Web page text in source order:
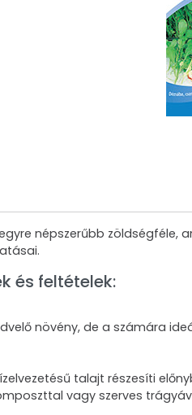
népszerűbb zöldségféle,
és feltételek:
növény, de a számára
talajt részesíti
vagy szerves